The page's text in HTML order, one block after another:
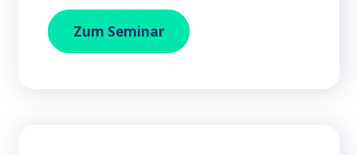
Zum Social Media Optimierung mit KI
Seminar